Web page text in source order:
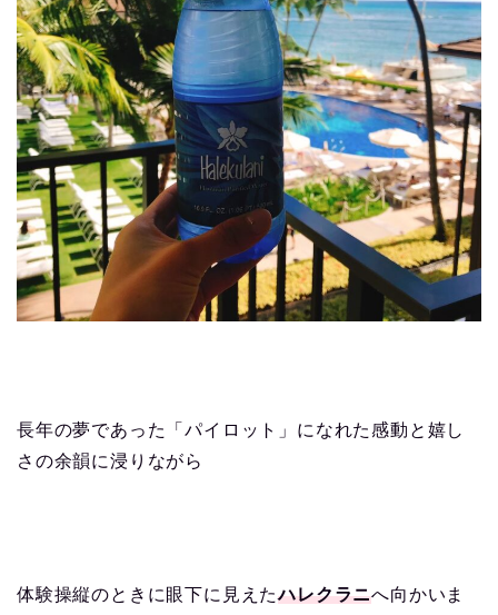
長年の夢であった「パイロット」になれた感動と嬉し
さの余韻に浸りながら
体験操縦のときに眼下に見えたハレクラニへ向かいま